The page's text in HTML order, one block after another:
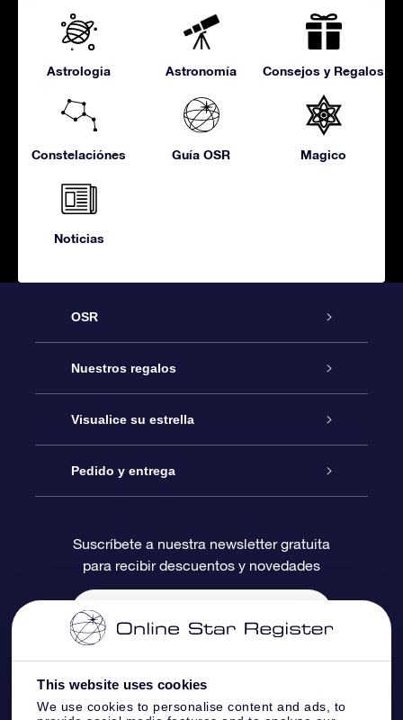
This website uses cookies
We use cookies to personalise content and ads, to
Astrologia Astronomía Consejos y Regalos
Constelaciónes Guía OSR Magico
Noticias
OSR
Atención
Contáctanos
Blog
Reseñas
Nuestros regalos
Regalo Estrella Online
Paquete de Regalo OSR
Tarjeta de Regalo OSR
Regalos empresariales
Visualice su estrella
Registro estelar
Página de Estrella Personalizada
Un Millón de Estrellas
Pedido y entrega
Información de Pago
Información de Envío
Suscríbete a nuestra newsletter gratuita
para recibir descuentos y novedades